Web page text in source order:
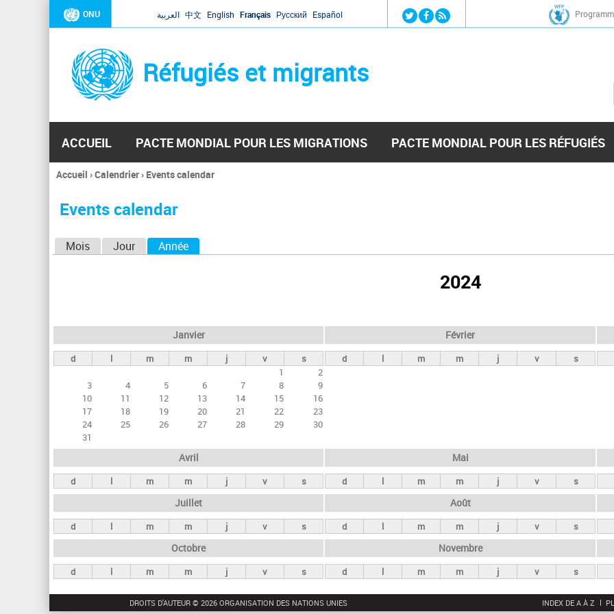
Jump to navigation
ONU العربية 中文 English Français Русский Español
Réfugiés et migrants
ACCUEIL PACTE MONDIAL POUR LES MIGRATIONS PACTE MONDIAL POUR LES RÉFUGIÉS
Vous
ici
Accueil ›Calendrier› Events calendar
Events calendar
e
t
s
i
p
a
u
x
Mois Jour Année
2024
Janvier
d l m m j v
s
1
2
3
4 5 6 7 8
9
10
11 12 13 14 15
16
17
18 19 20 21 22
23
24
25 26 27 28 29
30
31
Février
d l m m j v s
Avril
d l m m j v s
Mai
d l m m j v s
Juillet
d l m m j v s
Août
d l m m j v s
Octobre
d l m m j v s
Novembre
d l m m j v s
DROITS D'AUTEUR © 2026 ORGANISATION DES NATIONS UNIES INDEX DE A À Z